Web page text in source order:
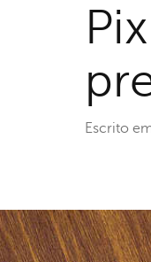
Escrito